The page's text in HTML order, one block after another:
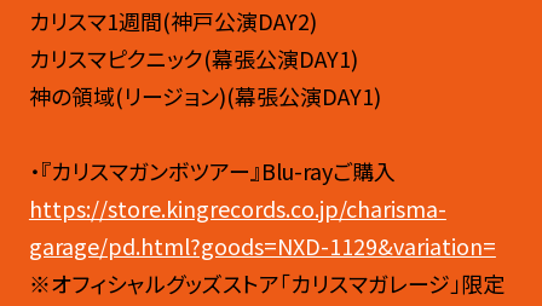
カリスマ1週間(神戸公演DAY2)
カリスマピクニック(幕張公演DAY1)
神の領域(リージョン)(幕張公演DAY1)
・『カリスマガンボツアー』Blu-rayご購入
https://store.kingrecords.co.jp/charisma-
garage/pd.html?goods=NXD-1129&variation=
※オフィシャルグッズストア「カリスマガレージ」限定